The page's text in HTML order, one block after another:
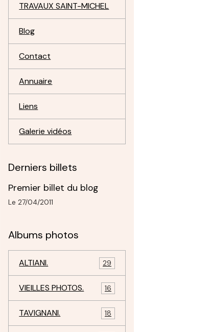
TRAVAUX SAINT-MICHEL
Blog
Contact
Annuaire
Liens
Galerie vidéos
Derniers billets
Premier billet du blog
Le 27/04/2011
Albums photos
ALTIANI. 29
VIEILLES PHOTOS. 16
TAVIGNANI. 18